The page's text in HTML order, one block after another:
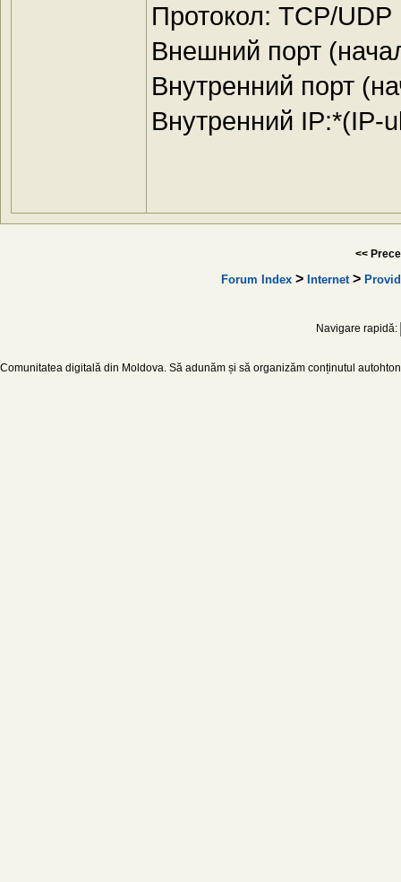
Протокол: TCP/UDP
Внешний порт
Внутренний порт
Внутренний IP:*(IP-
<<
Forum Index > Internet>
Navigare rapidă:
Comunitatea digitală din Moldova. Să adunăm și să organizăm conținutul